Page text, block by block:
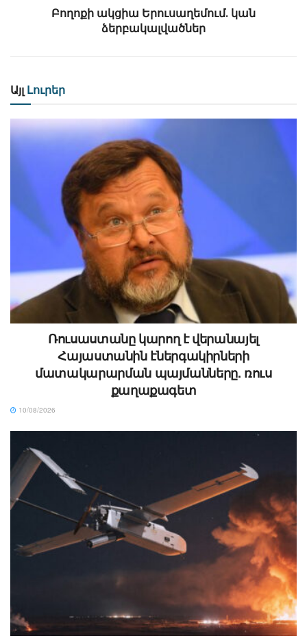
Բողոքի ակցիա Երուսաղեմում․ կան
ձերբակալվածներ
Այլ Լուրեր
Ռուսաստանը կարող է վերանայել
Հայաստանին էներգակիրների
մատակարարման պայմանները. ռուս
քաղաքագետ
10/08/2026